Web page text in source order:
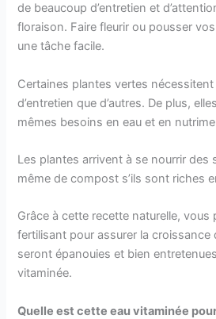
de beaucoup d’entretien et
floraison. Faire fleurir ou pousser
une tâche facile.
Certaines plantes vertes nécessitent
d’entretien que d’autres. De plus,
mêmes besoins en eau et en
Les plantes arrivent à se nourrir des
même de compost s’ils sont riches
Grâce à cette recette naturelle, vous
fertilisant pour assurer la croissance
seront épanouies et bien
vitaminée.
Quelle est cette eau vitaminée